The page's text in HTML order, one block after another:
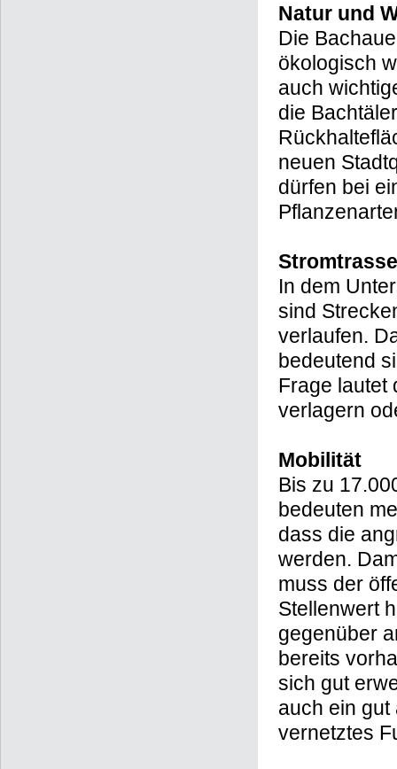
Natur und
Die
ökologisch
auch
die
neuen
dürfen bei
In dem
sind
verlaufen.
bedeutend
Frage lautet
verlagern
Mobilität
Bis zu
bedeuten
dass die
werden.
muss der
Stellenwert
gegenüber
bereits
sich gut
auch ein
vernetztes